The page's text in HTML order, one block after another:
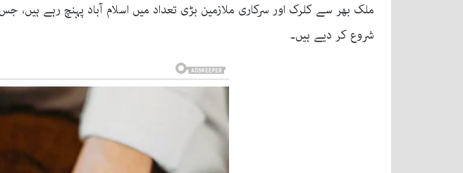
ملک بھر سے کلرک اور سرکاری ملازمین بڑی تعداد میں اسلام آباد پہنچ رہے
شروع کر دیے ہیں۔